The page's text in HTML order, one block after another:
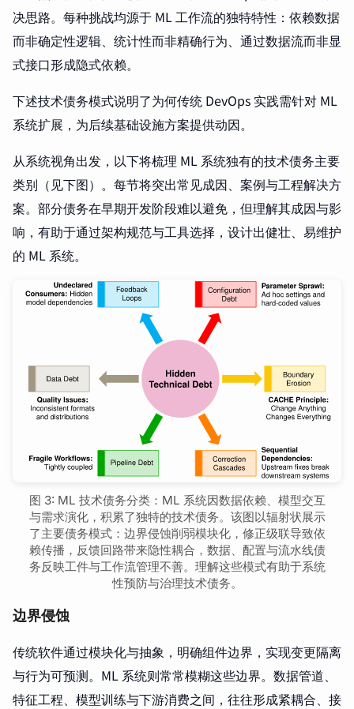
决思路。每种挑战均源于 ML 工作流的独特特性：依赖数据
而非确定性逻辑、统计性而非精确行为、通过数据流而非显
式接口形成隐式依赖。
下述技术债务模式说明了为何传统 DevOps 实践需针对 ML
系统扩展，为后续基础设施方案提供动因。
从系统视角出发，以下将梳理 ML 系统独有的技术债务主要
类别（见下图）。每节将突出常见成因、案例与工程解决方
案。部分债务在早期开发阶段难以避免，但理解其成因与影
响，有助于通过架构规范与工具选择，设计出健壮、易维护
的 ML 系统。
图 3: ML 技术债务分类：ML 系统因数据依赖、模型交互
与需求演化，积累了独特的技术债务。该图以辐射状展示
了主要债务模式：边界侵蚀削弱模块化，修正级联导致依
赖传播，反馈回路带来隐性耦合，数据、配置与流水线债
务反映工件与工作流管理不善。理解这些模式有助于系统
性预防与治理技术债务。
边界侵蚀
传统软件通过模块化与抽象，明确组件边界，实现变更隔离
与行为可预测。ML 系统则常常模糊这些边界。数据管道、
特征工程、模型训练与下游消费之间，往往形成紧耦合、接